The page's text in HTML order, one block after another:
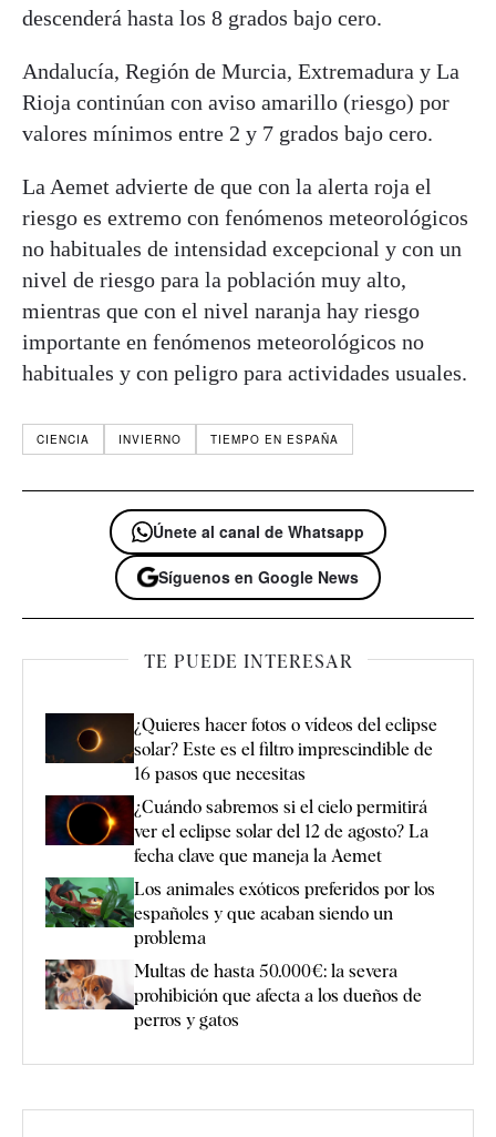
descenderá hasta los 8 grados bajo cero.
Andalucía, Región de Murcia, Extremadura y La
Rioja continúan con aviso amarillo (riesgo) por
valores mínimos entre 2 y 7 grados bajo cero.
La Aemet advierte de que con la alerta roja el
riesgo es extremo con fenómenos meteorológicos
no habituales de intensidad excepcional y con un
nivel de riesgo para la población muy alto,
mientras que con el nivel naranja hay riesgo
importante en fenómenos meteorológicos no
habituales y con peligro para actividades usuales.
CIENCIA INVIERNO TIEMPO EN ESPAÑA
Únete al canal de Whatsapp
Síguenos en Google News
TE PUEDE INTERESAR
¿Quieres hacer fotos o vídeos del eclipse
solar? Este es el filtro imprescindible de
16 pasos que necesitas
¿Cuándo sabremos si el cielo permitirá
ver el eclipse solar del 12 de agosto? La
fecha clave que maneja la Aemet
Los animales exóticos preferidos por los
españoles y que acaban siendo un
problema
Multas de hasta 50.000€: la severa
prohibición que afecta a los dueños de
perros y gatos